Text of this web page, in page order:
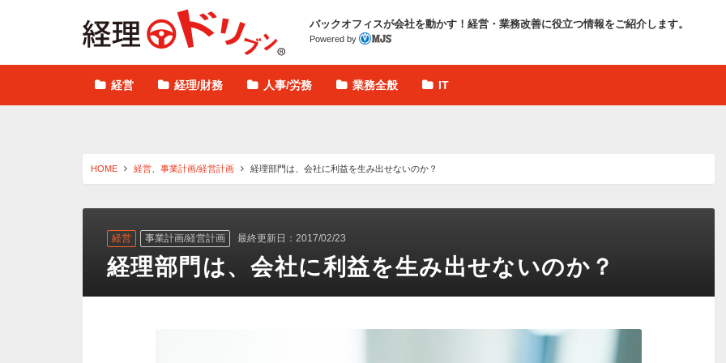
バックオフィスが会社を動かす！ 経営・業務改善に役立つ情報をご紹介します。
Powered by
経営 経理/財務 人事/労務 業務全般 IT
HOME 経営 事業計画/経営計画 経理部門は、会社に利益を生み出せないのか？
経営 事業計画/経営計画 最終更新日：2017/02/23
経理部門は、会社に利益を生み出せないのか？